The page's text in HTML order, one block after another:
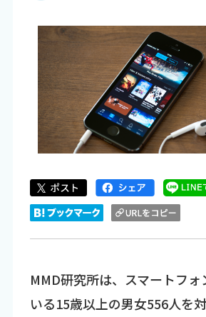
MMD研究所は、スマートフォ
いる15歳以上の男女556人を